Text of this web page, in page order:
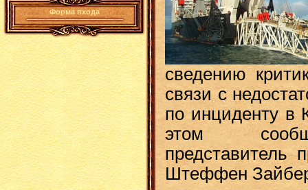
Форма входа
сведению
связи с
по инциденту в
этом
представитель
Штеффен